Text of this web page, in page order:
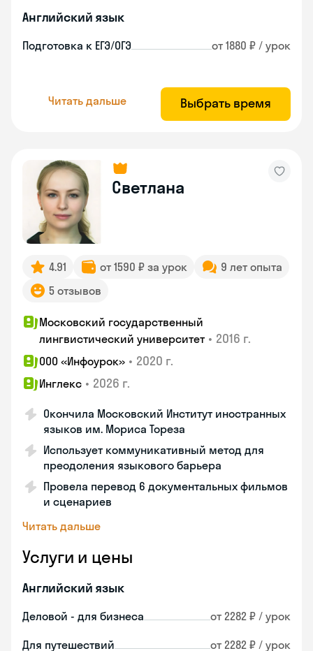
Английский язык
Подготовка к ЕГЭ/ОГЭ от 1880 ₽ / урок
Читать дальше Выбрать время
Светлана
4.91 от 1590 ₽ за урок
9 лет опыта
5 отзывов
Московский государственный
лингвистический университет • 2016 г.
ООО «Инфоурок» • 2020 г.
Инглекс • 2026 г.
Окончила Московский Институт иностранных
языков им. Мориса Тореза
Использует коммуникативный метод для
преодоления языкового барьера
Провела перевод 6 документальных фильмов
и сценариев
Читать дальше
Услуги и цены
Английский язык
Деловой - для бизнеса от 2282 ₽ / урок
Для путешествий от 2282 ₽ / урок